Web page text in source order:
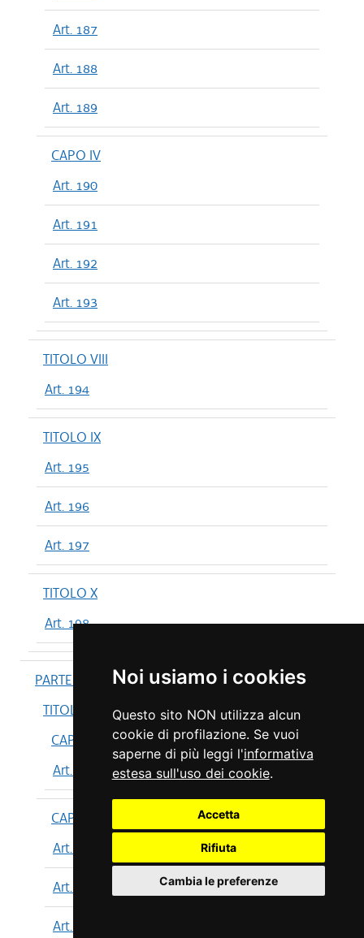
Noi usiamo i cookies
Questo sito NON utilizza alcun
cookie di profilazione. Se vuoi
saperne di più leggi l'informativa
estesa sull'uso dei cookie.
Accetta
Rifiuta
Cambia le preferenze
Art. 187
Art. 188
Art. 189
CAPO IV
Art. 190
Art. 191
Art. 192
Art. 193
TITOLO VIII
Art. 194
TITOLO IX
Art. 195
Art. 196
Art. 197
TITOLO X
Art. 198
PARTE IV
TITOLO I
CAPO I
Art. 199
CAPO II
Art. 200
Art. 201
Art. 202